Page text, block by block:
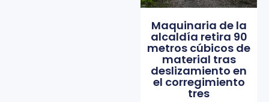
Maquinaria de la
alcaldía retira 90
metros cúbicos de
material tras
deslizamiento en
el corregimiento
tres